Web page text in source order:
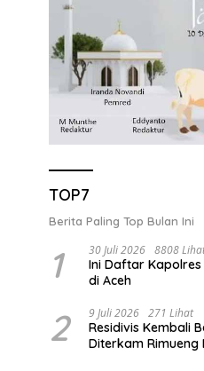
TOP7
Berita Paling Top Bulan Ini
1 30 Juli 2026 8808
Ini Daftar
di Aceh
2 9 Juli 2026 271 Lihat
Residivis Kembali
Diterkam